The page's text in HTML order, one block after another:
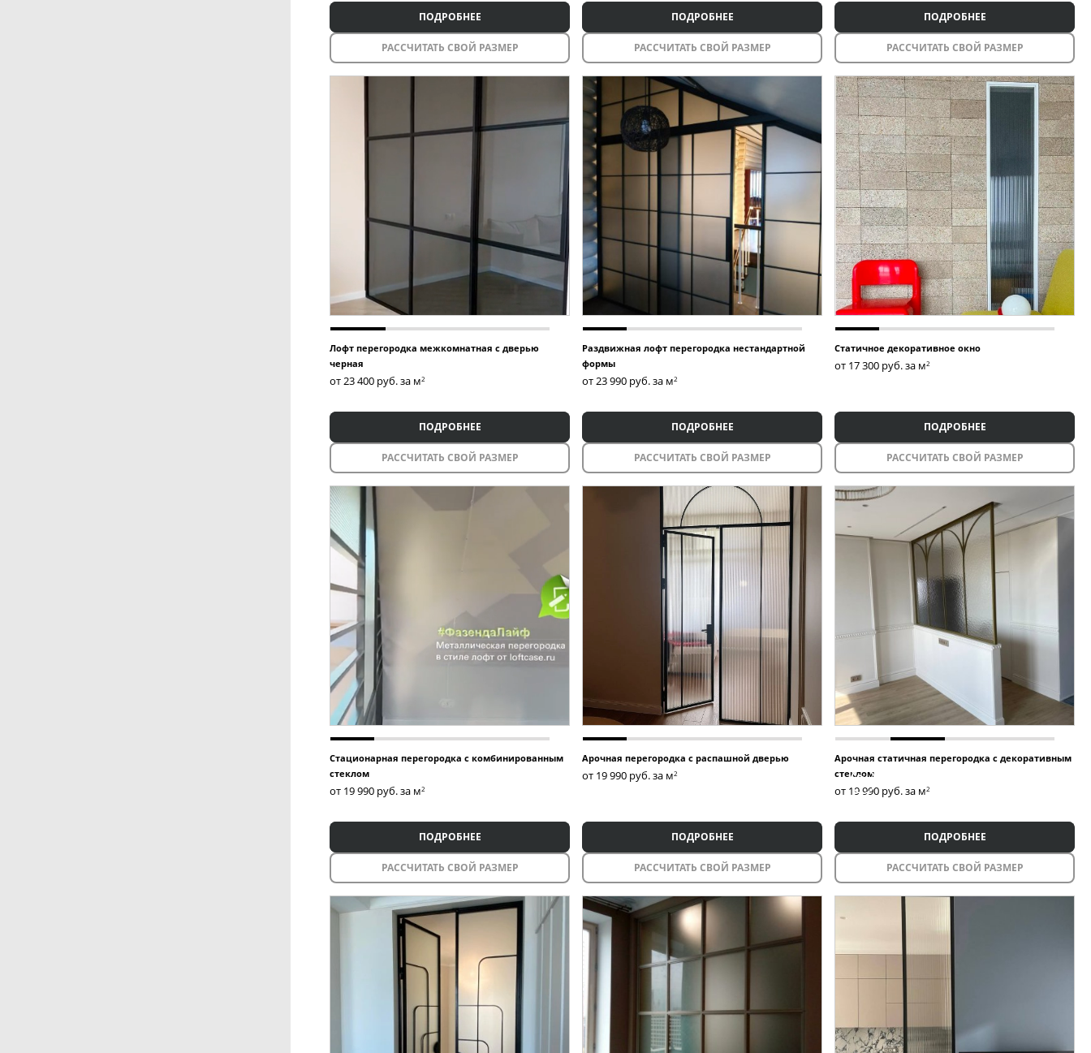
Раздвижные перегородки
ПОДРОБНЕЕ
РАССЧИТАТЬ СВОЙ РАЗМЕР
ПОДРОБНЕЕ
РАССЧИТАТЬ СВОЙ РАЗМЕР
ПОДРОБНЕЕ
РАССЧИТАТЬ СВОЙ РАЗМЕР
Лофт перегородка межкомнатная с дверью
черная
от 23 400 руб. за м2
ПОДРОБНЕЕ
РАССЧИТАТЬ СВОЙ РАЗМЕР
Раздвижная лофт перегородка нестандартной
формы
от 23 990 руб. за м2
ПОДРОБНЕЕ
РАССЧИТАТЬ СВОЙ РАЗМЕР
Статичное декоративное окно
от 17 300 руб. за м2
ПОДРОБНЕЕ
РАССЧИТАТЬ СВОЙ РАЗМЕР
Стационарная перегородка с комбинированным
стеклом
от 19 990 руб. за м2
ПОДРОБНЕЕ
РАССЧИТАТЬ СВОЙ РАЗМЕР
Арочная перегородка с распашной дверью
от 19 990 руб. за м2
ПОДРОБНЕЕ
РАССЧИТАТЬ СВОЙ РАЗМЕР
Арочная статичная перегородка с декоративным
стеклом
от 19 990 руб. за м2
ПОДРОБНЕЕ
РАССЧИТАТЬ СВОЙ РАЗМЕР